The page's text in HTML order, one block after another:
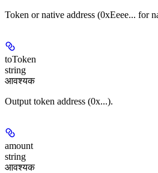
Token or native address (0xEeee... for
toToken
string
आवश्यक
Output token address (0x...).
amount
string
आवश्यक